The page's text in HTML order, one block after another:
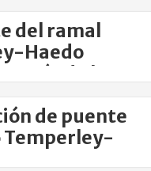
del ramal
Haedo
más de lo
de puente